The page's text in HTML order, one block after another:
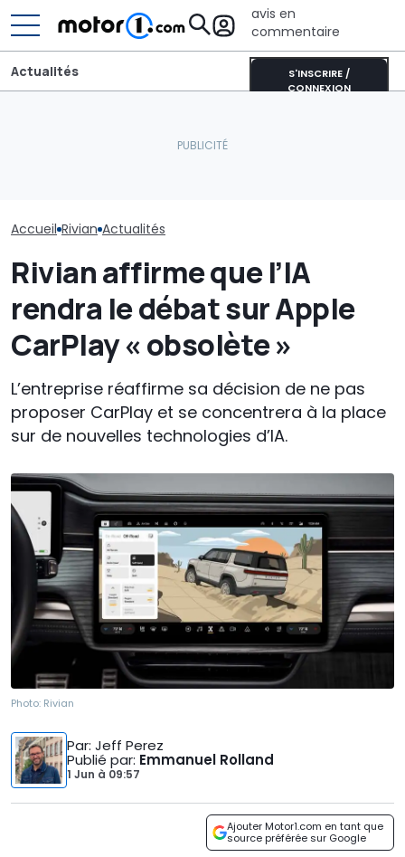
avis en
commentaire
S'INSCRIRE /
CONNEXION
Actualités
Accueil Rivian Actualités
Rivian affirme que l’IA
rendra le débat sur Apple
CarPlay « obsolète »
L’entreprise réaffirme sa décision de ne pas
proposer CarPlay et se concentrera à la place
sur de nouvelles technologies d’IA.
Photo: Rivian
Par: Jeff Perez
Publié par: Emmanuel Rolland
1 Jun à 09:57
Ajouter Motor1.com en tant que
source préférée sur Google